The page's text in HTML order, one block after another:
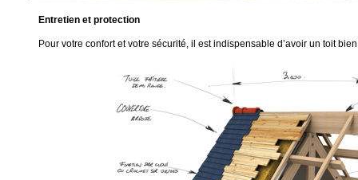
Entretien et protection
Pour votre confort et votre sécurité, il est indispensable d’avoir un toit